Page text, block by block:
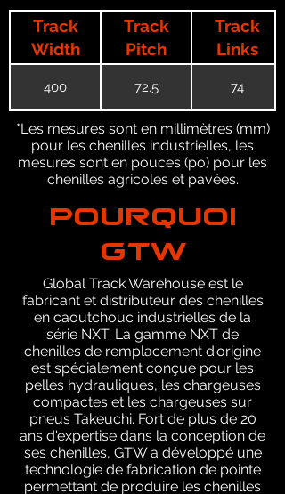
Track
Width
Track
Pitch
Track
Links
400 72.5 74
*Les mesures sont en millimètres (mm)
pour les chenilles industrielles, les
mesures sont en pouces (po) pour les
chenilles agricoles et pavées.
POURQUOI
GTW
Global Track Warehouse est le
fabricant et distributeur des chenilles
en caoutchouc industrielles de la
série NXT. La gamme NXT de
chenilles de remplacement d'origine
est spécialement conçue pour les
pelles hydrauliques, les chargeuses
compactes et les chargeuses sur
pneus Takeuchi. Fort de plus de 20
ans d'expertise dans la conception de
ses chenilles, GTW a développé une
technologie de fabrication de pointe
permettant de produire les chenilles